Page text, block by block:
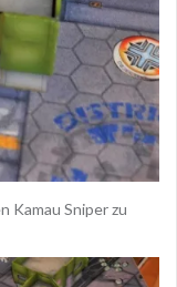
Kamau Sniper zu